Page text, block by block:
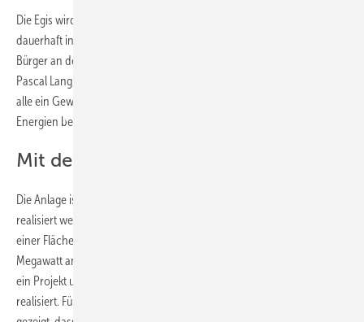
Die Egis wird die Anlage auch betreiben. Damit bleibt sie komplett und
dauerhaft in Bürgerhand. „Unser Ansatz ist es, die Bürgerinnen und
Bürger an den Erlösen aus der Energiewende zu beteiligen“, betont
Pascal Lang, Vorstandsvorsitzender der Egis. „Indem Solarparks für
alle ein Gewinn sind, können wir mehr Menschen für erneuerbare
Energien begeistern“, sagt er.
Mit dem Netzbetreiber im Gespräch
Die Anlage ist eines von zwei Projekten, die eigentlich zusammen
realisiert werden sollten. Ursprünglich geplant waren Solarparks auf
einer Fläche von 13 Hektar mit einer Gesamtleistung von gut zehn
Megawatt an zwei Standorten. Allerdings konnte die Egis bisher nur
ein Projekt umsetzen. „Wir haben zunächst die westliche Teilfläche
realisiert. Für den weiter östlich geplanten Teil des Solarparks hat sich